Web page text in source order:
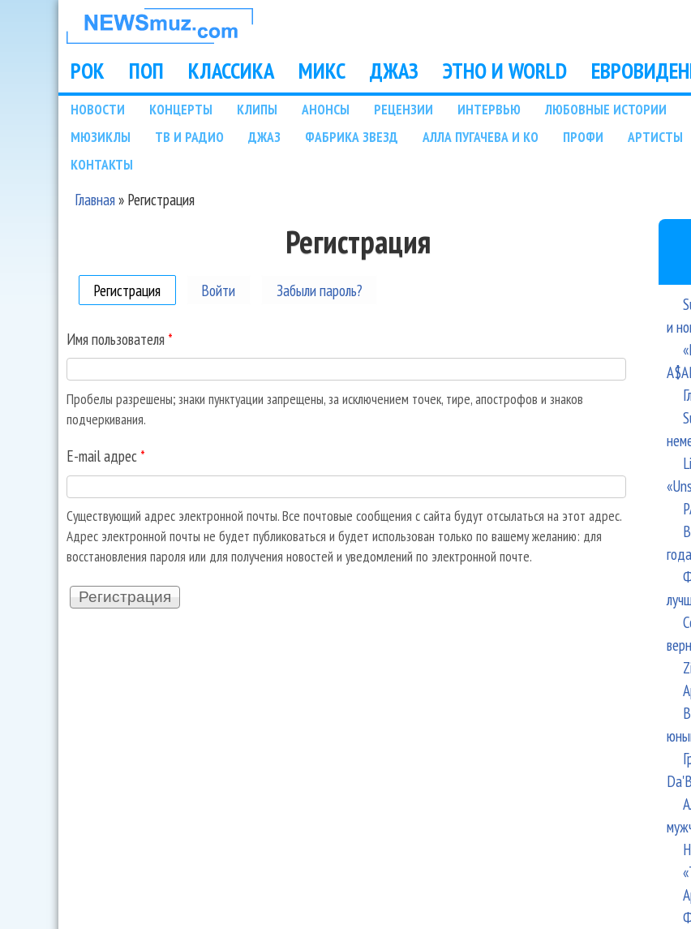
НОВОСТИ
МУЗЫКИ И
ШОУ БИЗНЕСА
NEWSMUZ.COM
Main menu
РОК ПОП КЛАССИКА МИКС ДЖАЗ ЭТНО И WORLD
Подразделы
НОВОСТИ КОНЦЕРТЫ КЛИПЫ АНОНСЫ РЕЦЕНЗИИ ИНТЕРВЬЮ ЛЮБОВНЫЕ ИСТОРИИ
МЮЗИКЛЫ
ТВ И РАДИО ДЖАЗ ФАБРИКА ЗВЕЗД АЛЛА ПУГАЧЕВА И КО ПРОФИ АРТИСТЫ
КОНТАКТЫ
Главная» Регистрация
Регистрация
Регистрация (активная вкладка)
Войти Забыли пароль?
Имя пользователя *
Пробелы разрешены; знаки пунктуации запрещены, за исключением точек, тире, апострофов и знаков
подчеркивания.
E-mail адрес *
Существующий адрес электронной почты. Все почтовые сообщения с сайта будут отсылаться на этот адрес.
Адрес электронной почты не будет публиковаться и будет использован только по вашему желанию: для
восстановления пароля или для получения новостей и уведомлений по электронной почте.
и
года